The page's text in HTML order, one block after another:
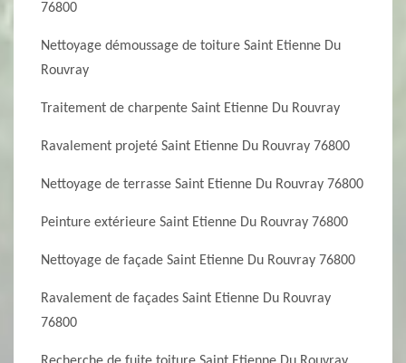
76800
Nettoyage démoussage de toiture Saint Etienne Du
Rouvray
Traitement de charpente Saint Etienne Du Rouvray
Ravalement projeté Saint Etienne Du Rouvray 76800
Nettoyage de terrasse Saint Etienne Du Rouvray 76800
Peinture extérieure Saint Etienne Du Rouvray 76800
Nettoyage de façade Saint Etienne Du Rouvray 76800
Ravalement de façades Saint Etienne Du Rouvray
76800